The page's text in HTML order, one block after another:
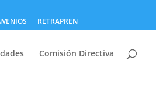
RETRAPREN
Comisión Directiva